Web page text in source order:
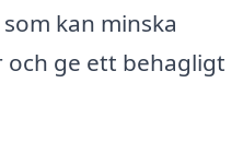
kan minska
ge ett behagligt